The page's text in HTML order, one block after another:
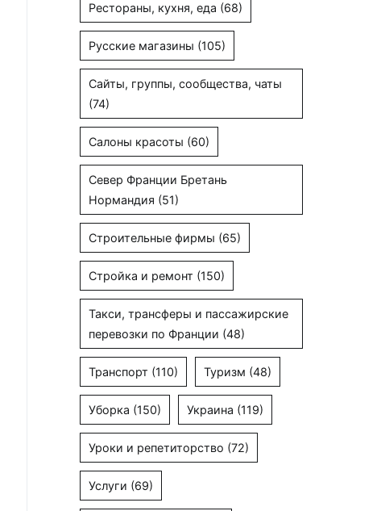
Рестораны, кухня, еда (68)
Русские магазины (105)
Сайты, группы, сообщества, чаты
(74)
Салоны красоты (60)
Север Франции Бретань
Нормандия (51)
Строительные фирмы (65)
Стройка и ремонт (150)
Такси, трансферы и пассажирские
перевозки по Франции (48)
Транспорт (110) Туризм (48)
Уборка (150) Украина (119)
Уроки и репетиторство (72)
Услуги (69)